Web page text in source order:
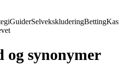
GuiderSelvekskluderingBetting
og synonymer